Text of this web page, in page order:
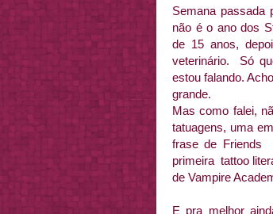
Semana passada
não é o ano dos
de 15 anos,
veterinário. Só
estou falando.
grande.
Mas como falei,
tatuagens, uma
frase de Friends
primeira tattoo
de Vampire
E pra melhor